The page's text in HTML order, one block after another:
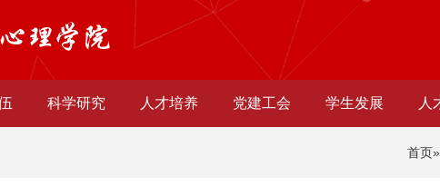
科学研究 人才培养 党建工会 学生发展 人
首页